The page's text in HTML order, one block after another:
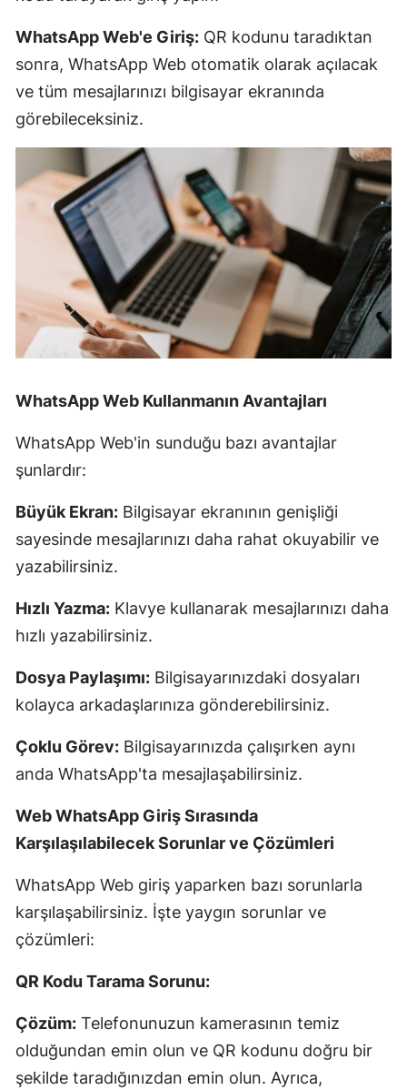
WhatsApp Web'e Giriş: QR kodunu taradıktan
sonra, WhatsApp Web otomatik olarak açılacak
ve tüm mesajlarınızı bilgisayar ekranında
görebileceksiniz.
WhatsApp Web Kullanmanın Avantajları
WhatsApp Web'in sunduğu bazı avantajlar
şunlardır:
Büyük Ekran: Bilgisayar ekranının genişliği
sayesinde mesajlarınızı daha rahat okuyabilir ve
yazabilirsiniz.
Hızlı Yazma: Klavye kullanarak mesajlarınızı daha
hızlı yazabilirsiniz.
Dosya Paylaşımı: Bilgisayarınızdaki dosyaları
kolayca arkadaşlarınıza gönderebilirsiniz.
Çoklu Görev: Bilgisayarınızda çalışırken aynı
anda WhatsApp'ta mesajlaşabilirsiniz.
Web WhatsApp Giriş Sırasında
Karşılaşılabilecek Sorunlar ve Çözümleri
WhatsApp Web giriş yaparken bazı sorunlarla
karşılaşabilirsiniz. İşte yaygın sorunlar ve
çözümleri:
QR Kodu Tarama Sorunu:
Çözüm: Telefonunuzun kamerasının temiz
olduğundan emin olun ve QR kodunu doğru bir
şekilde taradığınızdan emin olun. Ayrıca,